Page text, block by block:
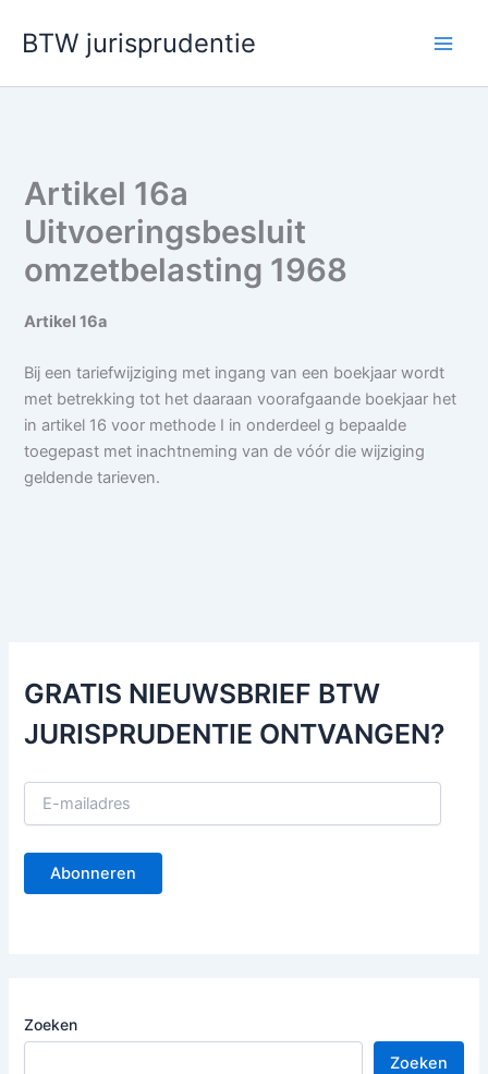
naar
inhoud
BTW jurisprudentie
Artikel 16a
Uitvoeringsbesluit
omzetbelasting 1968
Artikel 16a
Bij een tariefwijziging met ingang van een boekjaar wordt
met betrekking tot het daaraan voorafgaande boekjaar het
in artikel 16 voor methode I in onderdeel g bepaalde
toegepast met inachtneming van de vóór die wijziging
geldende tarieven.
GRATIS NIEUWSBRIEF BTW
JURISPRUDENTIE ONTVANGEN?
E
a
l
Abonneren
Zoeken
Zoeken